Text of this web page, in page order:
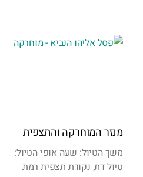
מנזר המוחרקה והתצפית
משך הטיול: שעה אופי הטיול:
טיול דת, נקודת תצפית רמת